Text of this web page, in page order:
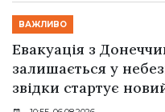
ВАЖЛИВО
Евакуація з
залишається у
звідки стартує